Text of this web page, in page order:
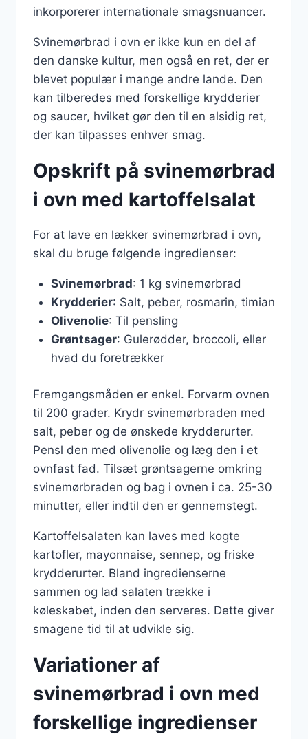
inkorporerer internationale smagsnuancer.
Svinemørbrad i ovn er ikke kun en del af
den danske kultur, men også en ret, der er
blevet populær i mange andre lande. Den
kan tilberedes med forskellige krydderier
og saucer, hvilket gør den til en alsidig ret,
der kan tilpasses enhver smag.
Opskrift på svinemørbrad
i ovn med kartoffelsalat
For at lave en lækker svinemørbrad i ovn,
skal du bruge følgende ingredienser:
Svinemørbrad: 1 kg svinemørbrad
Krydderier: Salt, peber, rosmarin, timian
Olivenolie: Til pensling
Grøntsager: Gulerødder, broccoli, eller
hvad du foretrækker
Fremgangsmåden er enkel. Forvarm ovnen
til 200 grader. Krydr svinemørbraden med
salt, peber og de ønskede krydderurter.
Pensl den med olivenolie og læg den i et
ovnfast fad. Tilsæt grøntsagerne omkring
svinemørbraden og bag i ovnen i ca. 25-30
minutter, eller indtil den er gennemstegt.
Kartoffelsalaten kan laves med kogte
kartofler, mayonnaise, sennep, og friske
krydderurter. Bland ingredienserne
sammen og lad salaten trække i
køleskabet, inden den serveres. Dette giver
smagene tid til at udvikle sig.
Variationer af
svinemørbrad i ovn med
forskellige ingredienser